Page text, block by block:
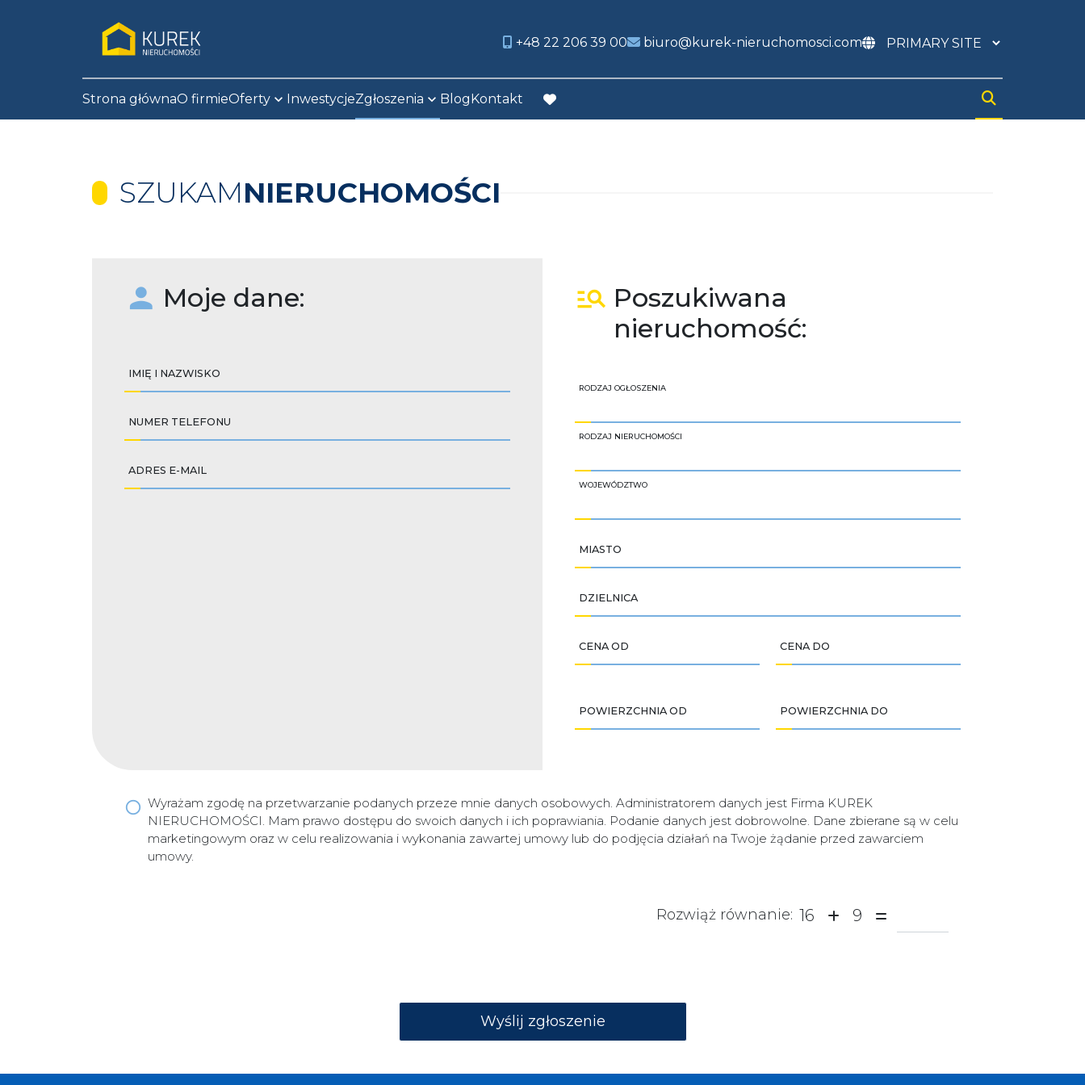
+48 22 206 39 00 biuro@kurek-nieruchomosci.com
Strona głównaO firmieOferty InwestycjeZgłoszenia BlogKontakt
favorite
SZUKAMNIERUCHOMOŚCI
Moje dane:
IMIĘ I NAZWISKO
NUMER TELEFONU
ADRES E-MAIL
Poszukiwana
nieruchomość:
RODZAJ OGŁOSZENIA
RODZAJ NIERUCHOMOŚCI
WOJEWÓDZTWO
MIASTO
DZIELNICA
CENA OD CENA DO
POWIERZCHNIA OD POWIERZCHNIA DO
Wyrażam zgodę na przetwarzanie podanych przeze mnie danych osobowych. Administratorem danych jest Firma KUREK
NIERUCHOMOŚCI. Mam prawo dostępu do swoich danych i ich poprawiania. Podanie danych jest dobrowolne. Dane zbierane są w celu
marketingowym oraz w celu realizowania i wykonania zawartej umowy lub do podjęcia działań na Twoje żądanie przed zawarciem
umowy.
Rozwiąż równanie: 16 9